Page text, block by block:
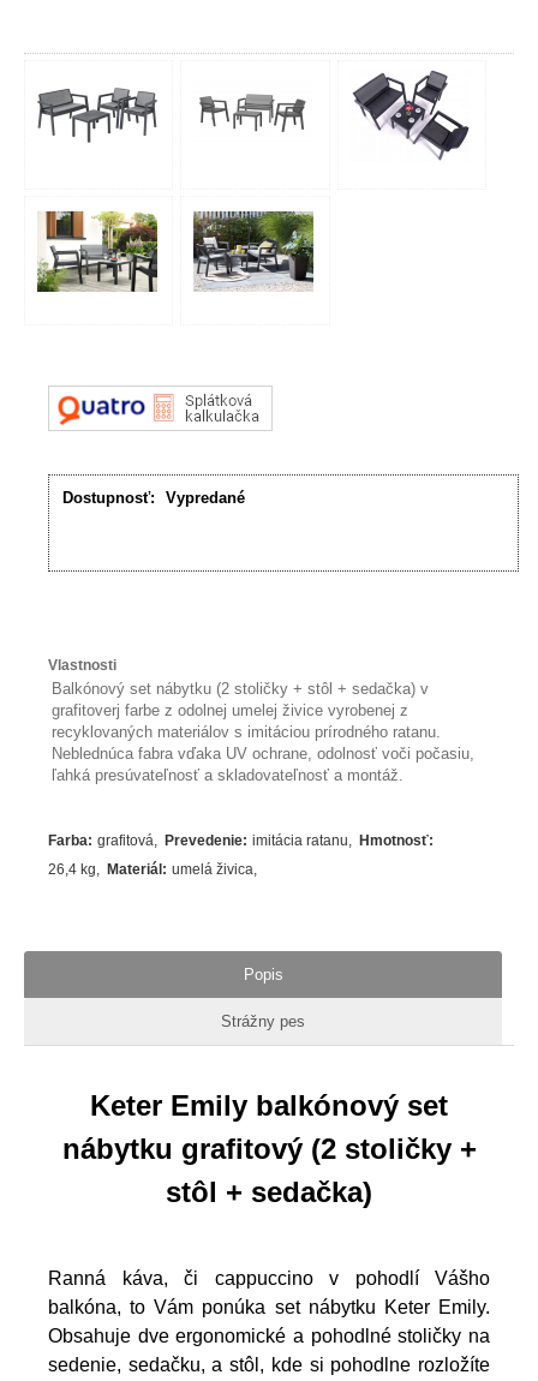
Dostupnosť: Vypredané
Vlastnosti
Balkónový set nábytku (2 stoličky + stôl + sedačka) v
grafitoverj farbe z odolnej umelej živice vyrobenej z
recyklovaných materiálov s imitáciou prírodného ratanu.
Neblednúca fabra vďaka UV ochrane, odolnosť voči počasiu,
ľahká presúvateľnosť a skladovateľnosť a montáž.
Farba: grafitová Prevedenie: imitácia ratanu Hmotnosť:
26,4 kg
Materiál : umelá živica
Popis
Strážny pes
Keter Emily balkónový set
nábytku grafitový (2 stoličky +
stôl + sedačka)
Ranná káva, či cappuccino v pohodlí Vášho
balkóna, to Vám ponúka set nábytku Keter Emily.
Obsahuje dve ergonomické a pohodlné stoličky na
sedenie, sedačku, a stôl, kde si pohodlne rozložíte